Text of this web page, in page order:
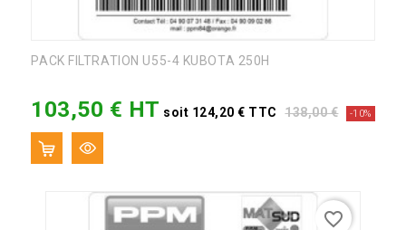
PACK FILTRATION U55-4 KUBOTA 250H
103,50 € HT soit 124,20 € TTC
Prix
138,00 € Prix
-10%
favorite_border